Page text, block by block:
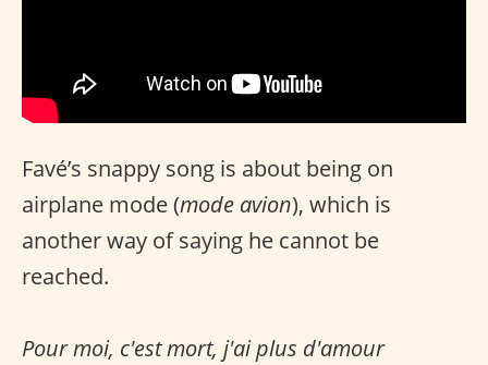
Favé’s snappy song is about being on
airplane mode (mode avion), which is
another way of saying he cannot be
reached.
Pour moi, c'est mort, j'ai plus d'amour